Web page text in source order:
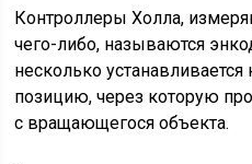
Контроллеры Холла,
чего-либо, называются
несколько
позицию, через которую
с вращающегося объекта.